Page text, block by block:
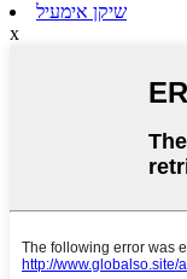
שיקן אימעיל
x